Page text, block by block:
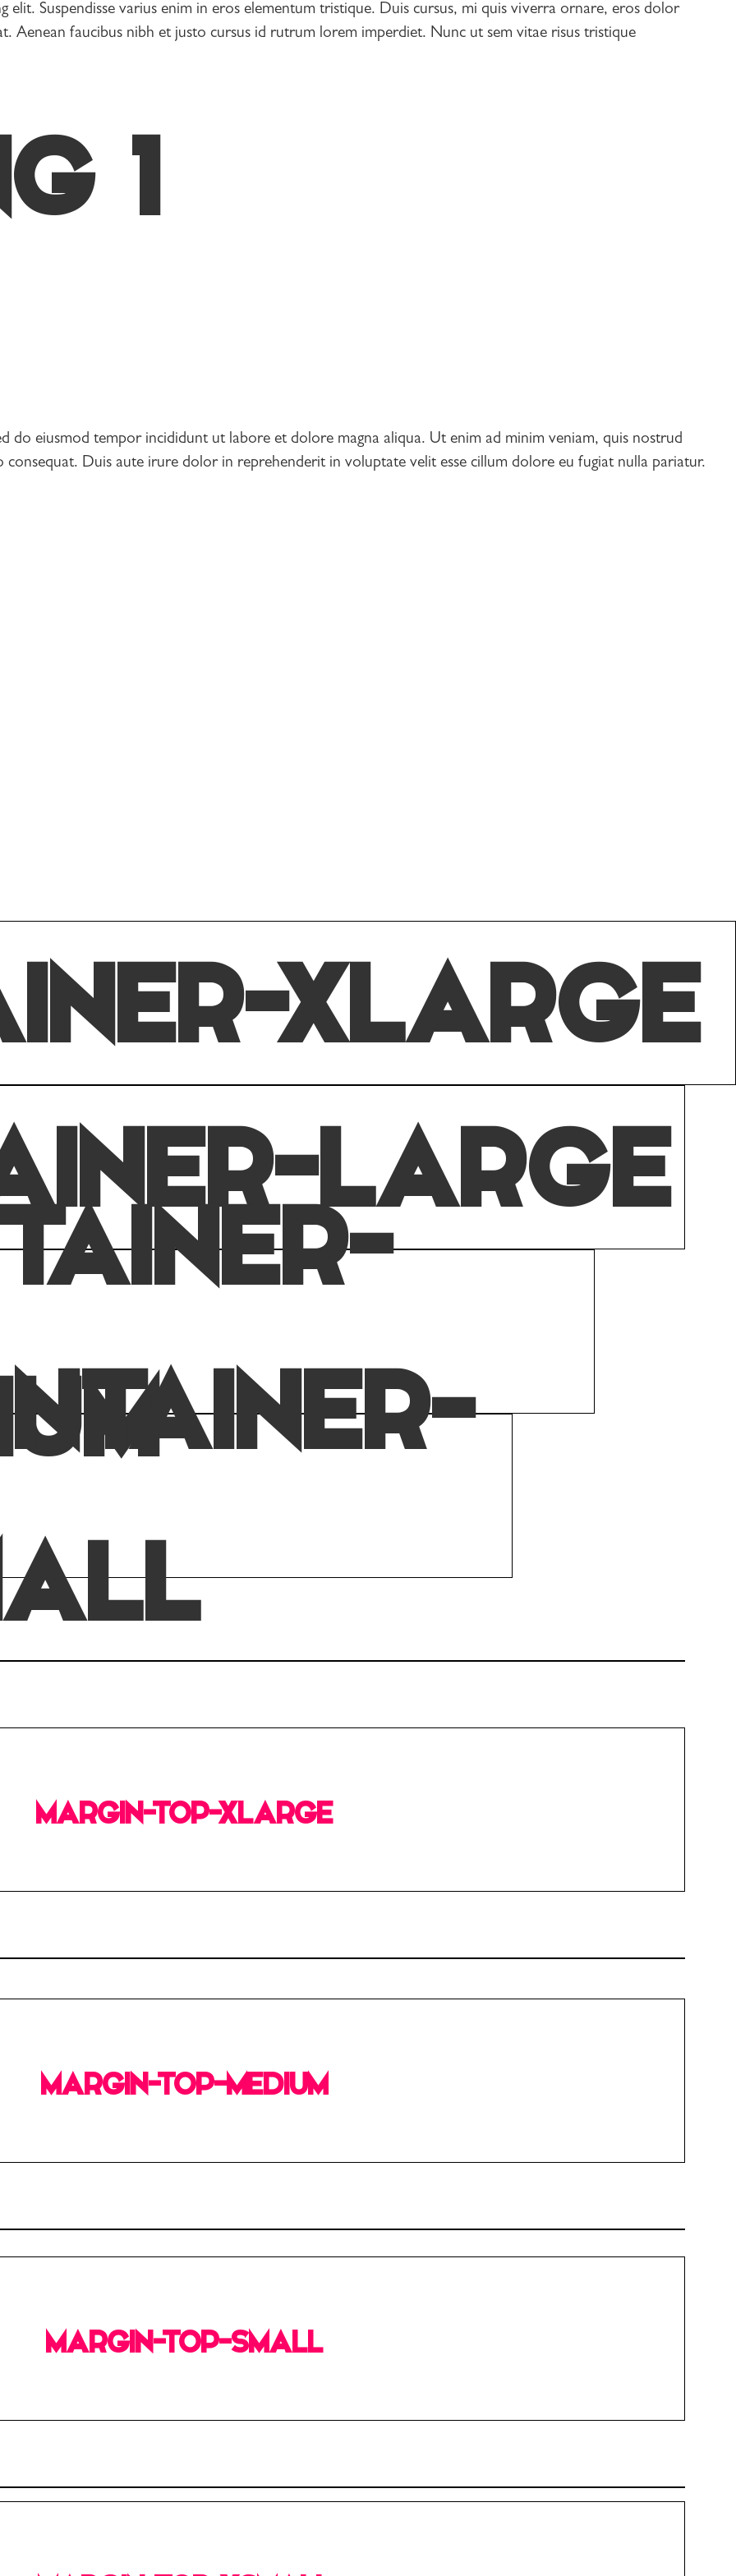
elit. Suspendisse varius enim in eros elementum tristique. Duis cursus, mi quis viverra ornare, eros dolor
Aenean faucibus nibh et justo cursus id rutrum lorem imperdiet. Nunc ut sem vitae risus tristique
1
do eiusmod tempor incididunt ut labore et dolore magna aliqua. Ut enim ad minim veniam, quis nostrud
Duis aute irure dolor in reprehenderit in voluptate velit esse cillum dolore eu fugiat nulla pariatur.
XLARGE
LARGE
MARGIN-TOP-XLARGE
MARGIN-TOP-MEDIUM
MARGIN-TOP-SMALL